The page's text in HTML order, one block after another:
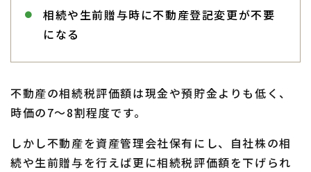
相続や生前贈与時に不動産登記変更が不要
になる
不動産の相続税評価額は現金や預貯金よりも低く、
時価の7～8割程度です。
しかし不動産を資産管理会社保有にし、自社株の相
続や生前贈与を行えば更に相続税評価額を下げられ